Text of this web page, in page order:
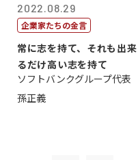
2022.08.29
企業家たちの金言
常に志を持て、それも出来
るだけ高い志を持て
ソフトバンクグループ代表
孫正義